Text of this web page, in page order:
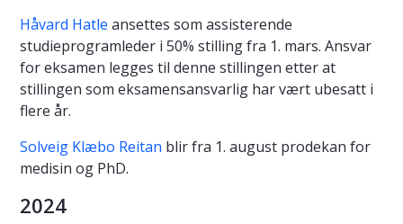
Håvard Hatle ansettes som assisterende
studieprogramleder i 50% stilling fra 1. mars. Ansvar
for eksamen legges til denne stillingen etter at
stillingen som eksamensansvarlig har vært ubesatt i
flere år.
Solveig Klæbo Reitan blir fra 1. august prodekan for
medisin og PhD.
2024